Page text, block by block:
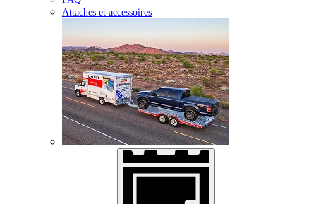
Attaches et accessoires